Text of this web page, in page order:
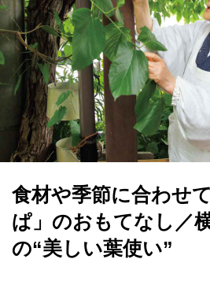
食材や季節に合わせ
ぱ」のおもてなし／
の“美しい葉使い”